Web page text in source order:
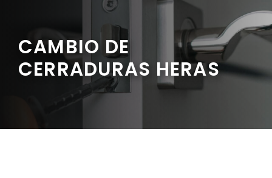
CAMBIO DE
CERRADURAS HERAS